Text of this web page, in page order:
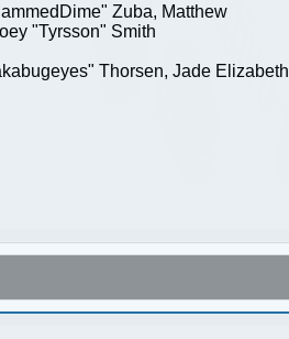
Zuba, Matthew
"Tyrsson" Smith
Thorsen, Jade Elizabeth